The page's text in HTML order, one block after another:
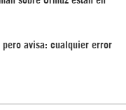
pero avisa: cualquier error